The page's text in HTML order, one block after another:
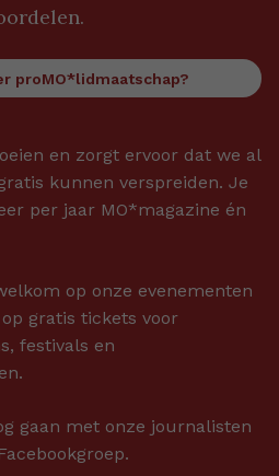
proMO*lidmaatschap?
en zorgt ervoor dat we al
kunnen verspreiden. Je
per jaar MO*magazine én
op onze evenementen
gratis tickets voor
festivals en
gaan met onze journalisten